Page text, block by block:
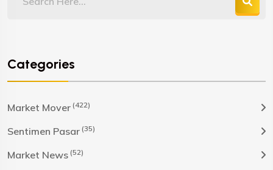
Categories
Market Mover (422)
Sentimen Pasar (35)
Market News (52)